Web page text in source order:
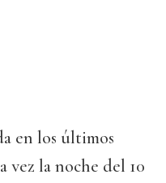
en los últimos
vez la noche del 10